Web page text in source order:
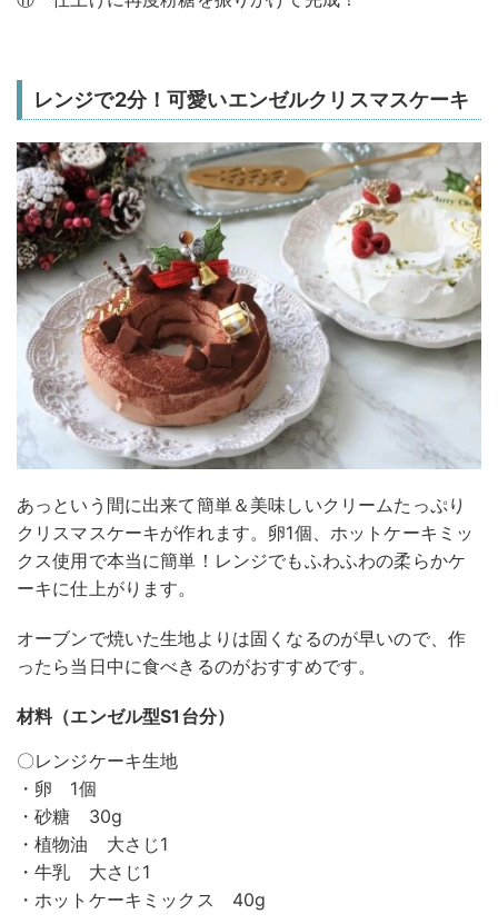
レンジで2分！可愛いエンゼルクリスマスケーキ
あっという間に出来て簡単＆美味しいクリームたっぷり
クリスマスケーキが作れます。卵1個、ホットケーキミッ
クス使用で本当に簡単！レンジでもふわふわの柔らかケ
ーキに仕上がります。
オーブンで焼いた生地よりは固くなるのが早いので、作
ったら当日中に食べきるのがおすすめです。
材料（エンゼル型S1台分）
〇レンジケーキ生地
・卵 1個
・砂糖 30g
・植物油 大さじ1
・牛乳 大さじ1
・ホットケーキミックス 40g